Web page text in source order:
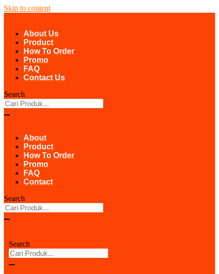
Skip to content
About Us
Product
How To Order
Promo
FAQ
Contact Us
Search
About
Product
How To Order
Promo
FAQ
Contact
Search
Search